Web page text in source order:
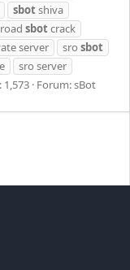
sbotshiva
sbotcrack
server sro sbot
sro server
1,573 Forum:sBot